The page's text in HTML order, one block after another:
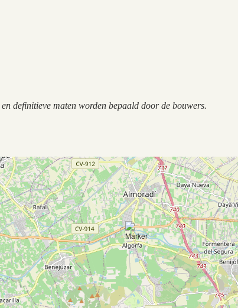
definitieve maten worden bepaald door de bouwers.